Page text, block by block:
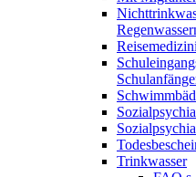
Trinkwasser